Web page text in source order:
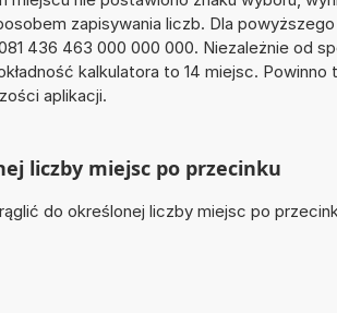
zapisywania liczb. Dla powyższego
436 463 000 000 000. Niezależnie od
kalkulatora to 14 miejsc. Powinno
aplikacji.
liczby miejsc po przecinku
do określonej liczby miejsc po